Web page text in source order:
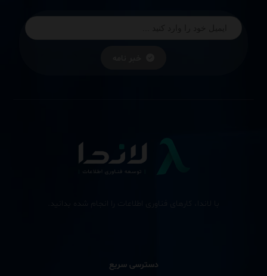
با لاندا، کارهای فناوری اطلاعات را انجام شده بدانید.
دسترسی سریع